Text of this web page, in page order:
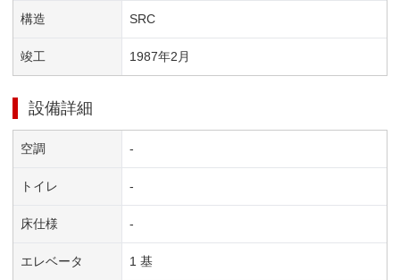
構造 SRC
竣工 1987年2 月
設備詳細
空調 -
トイレ -
床仕様 -
エレベータ 1 基